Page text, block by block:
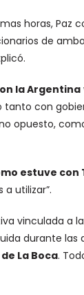
horas, Paz
de
la Argentina
con
opuesto,
estuve con
utilizar”.
vinculada a
durante las
La Boca.